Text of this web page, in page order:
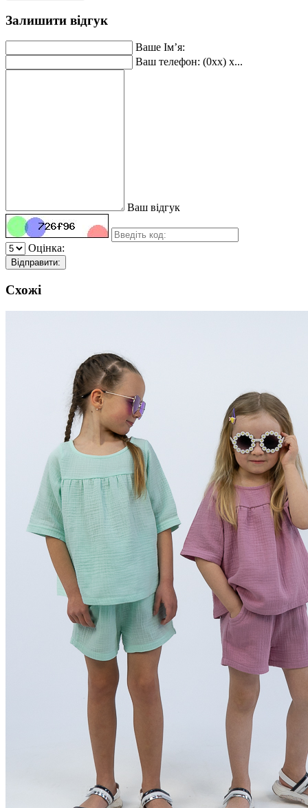
Залишити відгук
Ваше Ім’я:
Ваш телефон: (0xx) x...
Ваш відгук
Оцінка:
Відправити:
Схожі